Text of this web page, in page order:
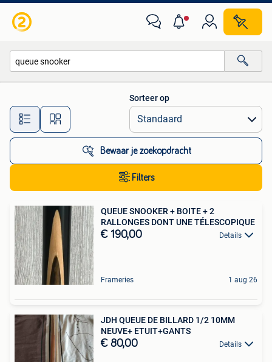
Alle afstanden…
Sorteer op
Bewaar je zoekopdracht
Filters
QUEUE SNOOKER + BOITE + 2
RALLONGES DONT UNE TÉLESCOPIQUE
€ 190,00 Details
Frameries 1 aug 26
JDH QUEUE DE BILLARD 1/2 10MM
NEUVE+ ETUIT+GANTS
€ 80,00 Details